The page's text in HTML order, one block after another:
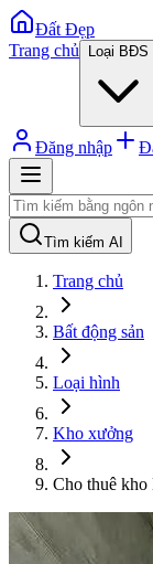
Đất Đẹp
Trang chủ
Loại BĐS
Đăng nhập
Tìm kiếm AI
Trang chủ
Bất động sản
Loại hình
Kho xưởng
Cho thuê